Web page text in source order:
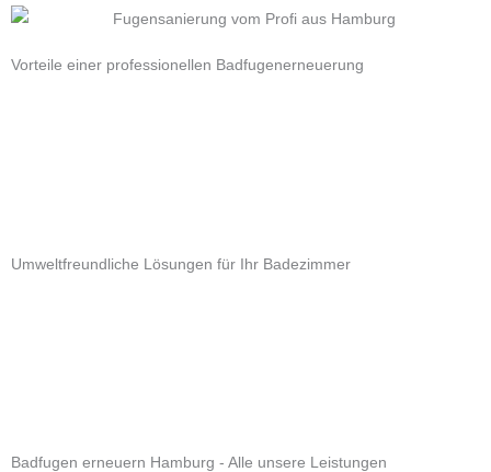
Vorteile einer professionellen Badfugenerneuerung
Umweltfreundliche Lösungen für Ihr Badezimmer
Badfugen erneuern Hamburg - Alle unsere Leistungen